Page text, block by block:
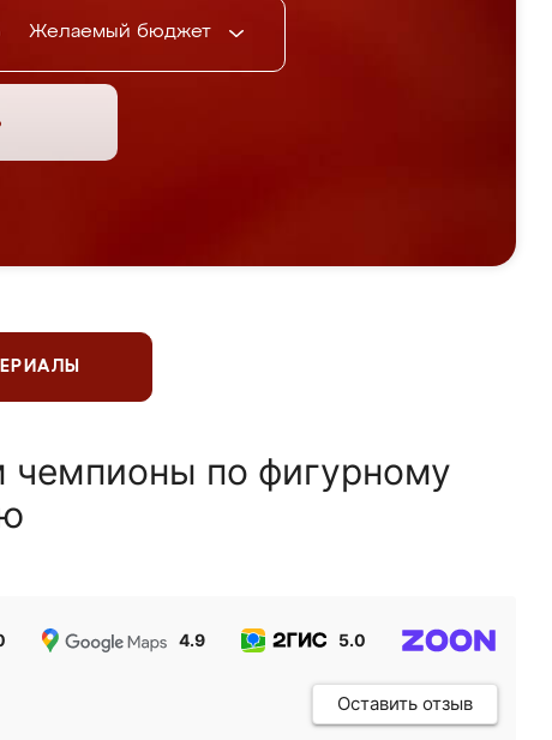
Желаемый бюджет
чемпионы по фигурному
4.9 5.0
Оставить отзыв